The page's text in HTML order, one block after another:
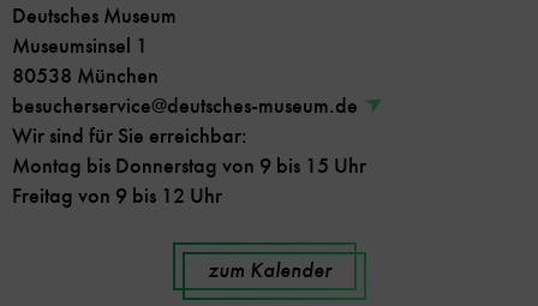
Deutsches Museum
Museumsinsel 1
80538 München
besucherservice@deutsches-museum.de
Wir sind für Sie erreichbar:
Montag bis Donnerstag von 9 bis 15 Uhr
Freitag von 9 bis 12 Uhr
zum Kalender